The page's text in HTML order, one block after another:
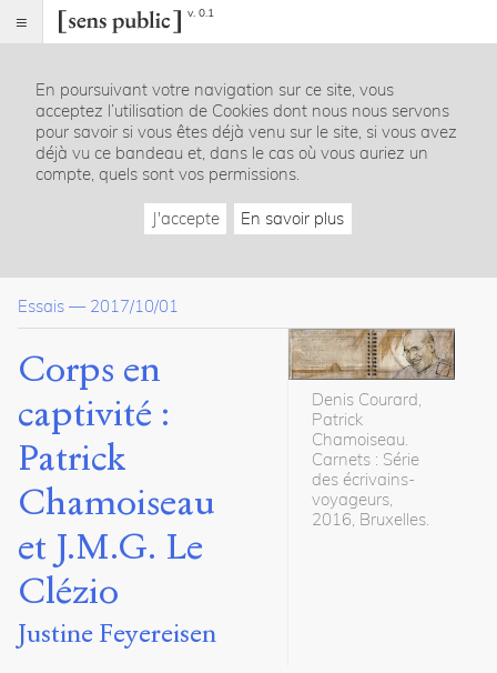
v. 0.1
Index
Article
Table
des
Métamorphose
Bibliographie
Dossier(s)
Corps contemporain et espace vécu
Sara
Bédard-
Goulet
8
articles
Notes
Citations
En poursuivant votre navigation sur ce site, vous
acceptez l’utilisation de Cookies dont nous nous servons
pour savoir si vous êtes déjà venu sur le site, si vous avez
déjà vu ce bandeau et, dans le cas où vous auriez un
compte, quels sont vos permissions.
J'accepte En savoir plus
Essais — 2017/10/01
Corps en
captivité :
Patrick
Chamoiseau
et J.M.G. Le
Clézio
Justine Feyereisen
Denis Courard,
Patrick
Chamoiseau.
Carnets : Série
des écrivains-
voyageurs,
2016, Bruxelles.